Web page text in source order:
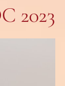
2023